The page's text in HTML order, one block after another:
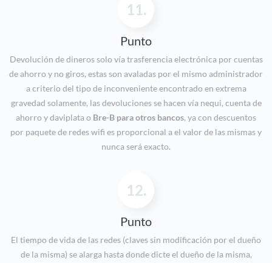
11.
Punto
Devolución de dineros solo vía trasferencia electrónica por cuentas
de ahorro y no giros, estas son avaladas por el mismo administrador
a criterio del tipo de inconveniente encontrado en extrema
gravedad solamente, las devoluciones se hacen vía nequi, cuenta de
ahorro y daviplata o Bre-B para otros bancos, ya con descuentos
por paquete de redes wifi es proporcional a el valor de las mismas y
nunca será exacto.
12.
Punto
El tiempo de vida de las redes (claves sin modificación por el dueño
de la misma) se alarga hasta donde dicte el dueño de la misma,